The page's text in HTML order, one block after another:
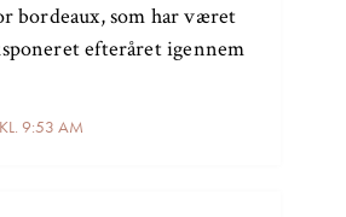
9:53 AM
bordeaux, som har været
efteråret igennem